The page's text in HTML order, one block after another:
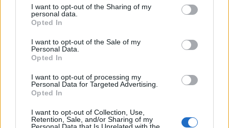
not limited to your visit or usage behaviour. You may click to
grant or deny consent to Google and its third-party tags to
use your data for below specified purposes in below Google
consent section.
I want to opt-out of the Sharing of my
personal data.
Opted In
I want to opt-out of the Sale of my
Personal Data.
Opted In
I want to opt-out of processing my
Personal Data for Targeted Advertising.
Opted In
I want to opt-out of Collection, Use,
Retention, Sale, and/or Sharing of my
Personal Data that Is Unrelated with the
Tech | 2021.10.24 18:10
félmilliárd dolláros e-teherautó-
töltő üzlete
Munkában az e-kamionok